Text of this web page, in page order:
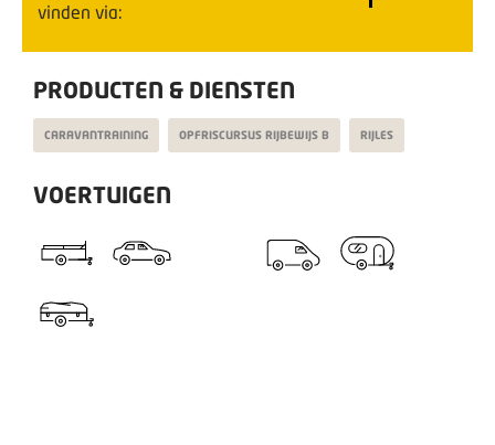
vinden via:
PRODUCTEN & DIENSTEN
CARAVANTRAINING OPFRISCURSUS RIJBEWIJS B RIJLES
VOERTUIGEN